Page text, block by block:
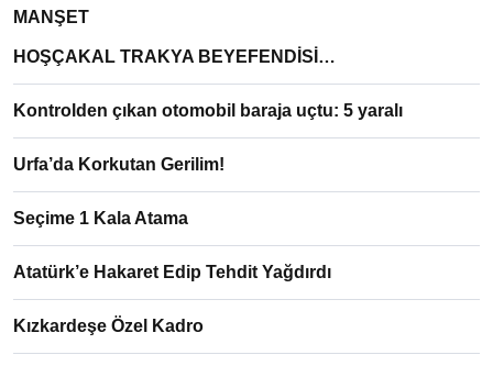
MANŞET
HOŞÇAKAL TRAKYA BEYEFENDİSİ…
Kontrolden çıkan otomobil baraja uçtu: 5 yaralı
Urfa’da Korkutan Gerilim!
Seçime 1 Kala Atama
Atatürk’e Hakaret Edip Tehdit Yağdırdı
Kızkardeşe Özel Kadro